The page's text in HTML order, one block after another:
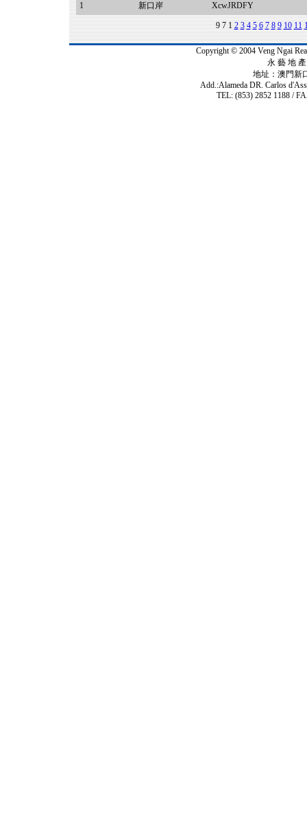
1
新口岸 XcwJRDFY
9 712 3 4 5 6 7 8 9 10 11
Copyright © 2004 Veng Ngai
永 藝 地
地址：澳門新
Add.:Alameda DR. Carlos
TEL: (853) 2852 1188 /